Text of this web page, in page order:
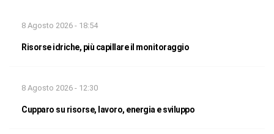
8 Agosto 2026 - 18:54
Risorse idriche, più capillare il monitoraggio
8 Agosto 2026 - 12:30
Cupparo su risorse, lavoro, energia e sviluppo